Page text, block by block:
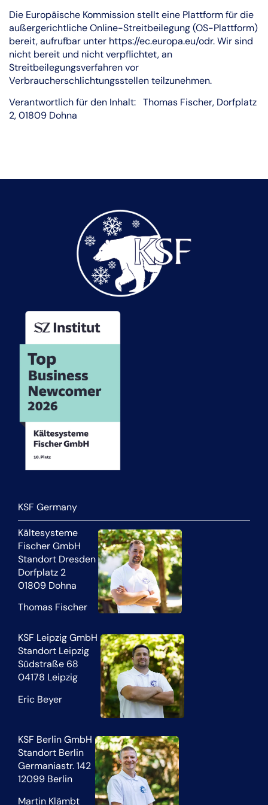
Die Europäische Kommission stellt eine Plattform für die
außergerichtliche Online-Streitbeilegung (OS-Plattform)
bereit, aufrufbar unter https://ec.europa.eu/odr. Wir sind
nicht bereit und nicht verpflichtet, an
Streitbeilegungsverfahren vor
Verbraucherschlichtungsstellen teilzunehmen.
Verantwortlich für den Inhalt: Thomas Fischer, Dorfplatz
2, 01809 Dohna
KSF Germany
Kältesysteme
Fischer GmbH
Standort Dresden
Dorfplatz 2
01809 Dohna
Thomas Fischer
KSF Leipzig GmbH
Standort Leipzig
Südstraße 68
04178 Leipzig
Eric Beyer
KSF Berlin GmbH
Standort Berlin
Germaniastr. 142
12099 Berlin
Martin Klämbt